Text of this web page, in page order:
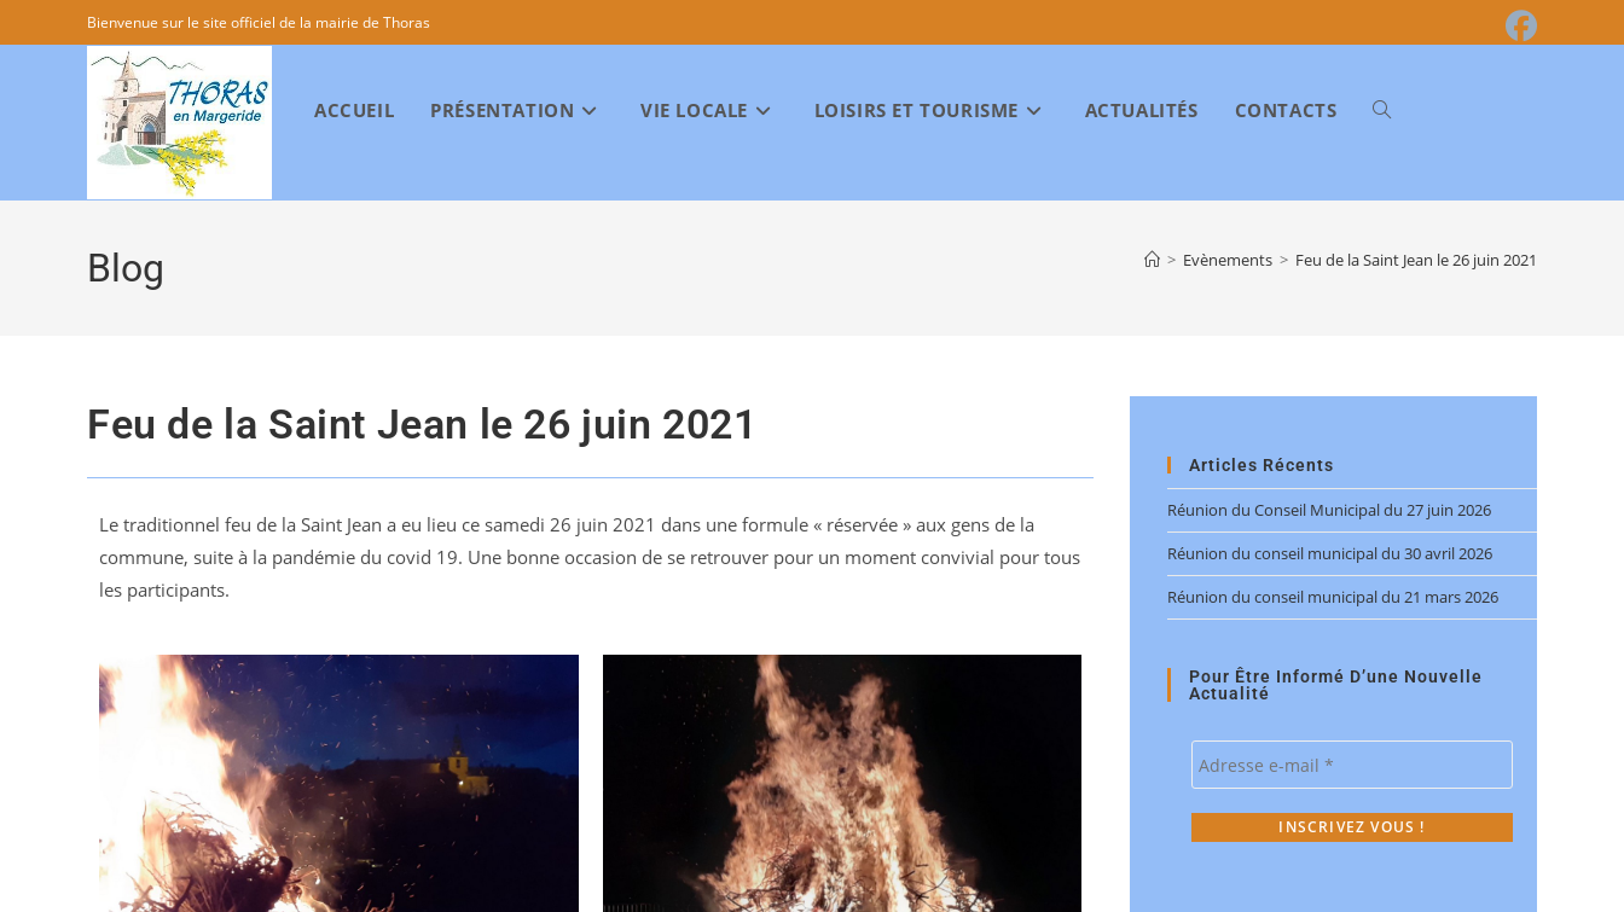
Bienvenue sur le site officiel de la mairie de Thoras
ACCUEIL PRÉSENTATION VIE LOCALE LOISIRS ET TOURISME ACTUALITÉS CONTACTS
Blog > Evènements > Feu de la Saint Jean le 26 juin 2021
Feu de la Saint Jean le 26 juin 2021
Le traditionnel feu de la Saint Jean a eu lieu ce samedi 26 juin 2021 dans une formule « réservée » aux gens de la
commune, suite à la pandémie du covid 19. Une bonne occasion de se retrouver pour un moment convivial pour tous
les participants.
Articles Récents
Réunion du Conseil Municipal du 27 juin 2026
Réunion du conseil municipal du 30 avril 2026
Réunion du conseil municipal du 21 mars 2026
Pour Être Informé D’une Nouvelle
Actualité